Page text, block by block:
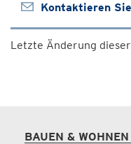
Kontaktieren
Letzte Änderung
BAUEN & WOHNEN